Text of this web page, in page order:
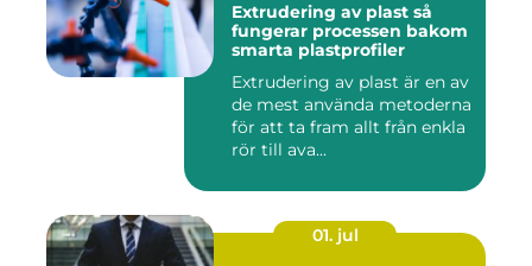
Extrudering av plast så
fungerar processen bakom
smarta plastprofiler
Extrudering av plast är en av
de mest använda metoderna
för att ta fram allt från enkla
rör till ava...
01. jul